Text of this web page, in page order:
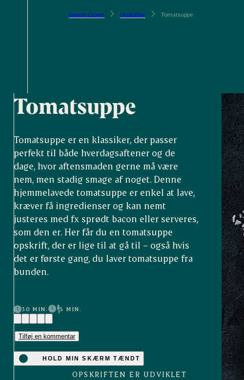
Danish Crown Opskrifter Tomatsuppe
Tomatsuppe
Tomatsuppe er en klassiker, der passer
perfekt til både hverdagsaftener og de
dage, hvor aftensmaden gerne må være
nem, men stadig smage af noget. Denne
hjemmelavede tomatsuppe er enkel at lave,
kræver få ingredienser og kan nemt
justeres med fx sprødt bacon eller serveres,
som den er. Her får du en tomatsuppe
opskrift, der er lige til at gå til – også hvis
det er første gang, du laver tomatsuppe fra
bunden.
30 MIN.
5 MIN.
(3)
Tilføj en kommentar
HOLD MIN SKÆRM TÆNDT
OPSKRIFTEN ER UDVIKLET